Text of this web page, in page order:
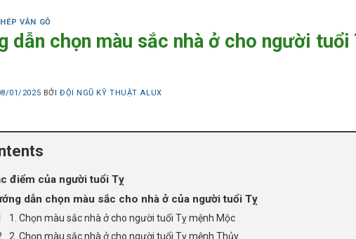
VÂN GỖ
dẫn chọn màu sắc nhà ở cho người
01/2025 BỞI ĐỘI NGŨ KỸ THUẬT ALUX
điểm của người tuổi Tỵ
dẫn chọn màu sắc cho nhà ở của người tuổi Tỵ
1. Chọn màu sắc nhà ở cho người tuổi Tỵ mệnh Mộc
2. Chọn màu sắc nhà ở cho người tuổi Tỵ mệnh Thủy